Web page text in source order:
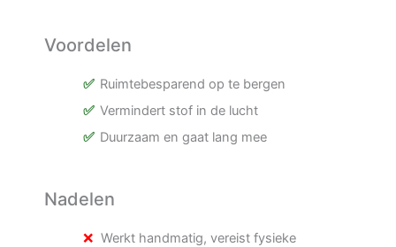
Voordelen
Ruimtebesparend op te bergen
Vermindert stof in de lucht
Duurzaam en gaat lang mee
Nadelen
Werkt handmatig, vereist fysieke